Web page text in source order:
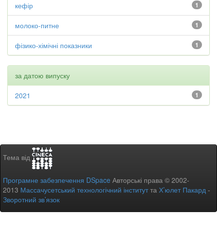
1
кефір
1
молоко-питне
1
фізико-хімічні показники
за датою випуску
1
2021
Тема від
Програмне забезпечення DSpace Авторські права © 2002-
2013 Массачусетський технологічний інститутта Х’юлет Пакард -
Зворотний зв’язок